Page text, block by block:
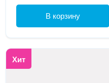
В корзину
Хит